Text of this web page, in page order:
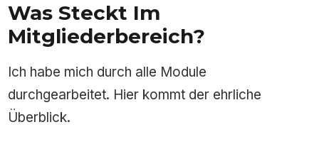
Was Steckt Im
Mitgliederbereich?
Ich habe mich durch alle Module
durchgearbeitet. Hier kommt der ehrliche
Überblick.